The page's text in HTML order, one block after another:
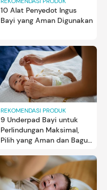
10 Alat Penyedot Ingus
Bayi yang Aman Digunakan
REKOMENDASI PRODUK
9 Underpad Bayi untuk
Perlindungan Maksimal,
Pilih yang Aman dan Bagus